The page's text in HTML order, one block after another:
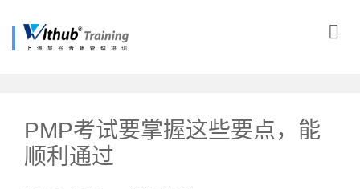
PMP考试要掌握这些要点，能
顺利通过